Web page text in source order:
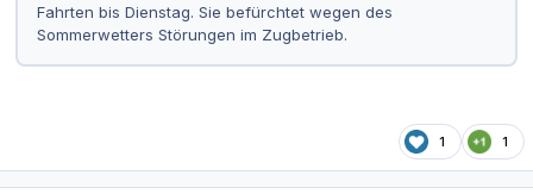
Fahrten bis Dienstag. Sie befürchtet wegen des
Sommerwetters Störungen im Zugbetrieb.
1 1